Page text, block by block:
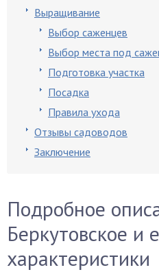
Выращивание
Выбор саженцев
Выбор места под
Подготовка участка
Посадка
Правила ухода
Отзывы садоводов
Заключение
Подробное
Беркутовское и
характеристики